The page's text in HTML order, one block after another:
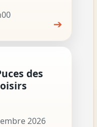
➔
des
2026